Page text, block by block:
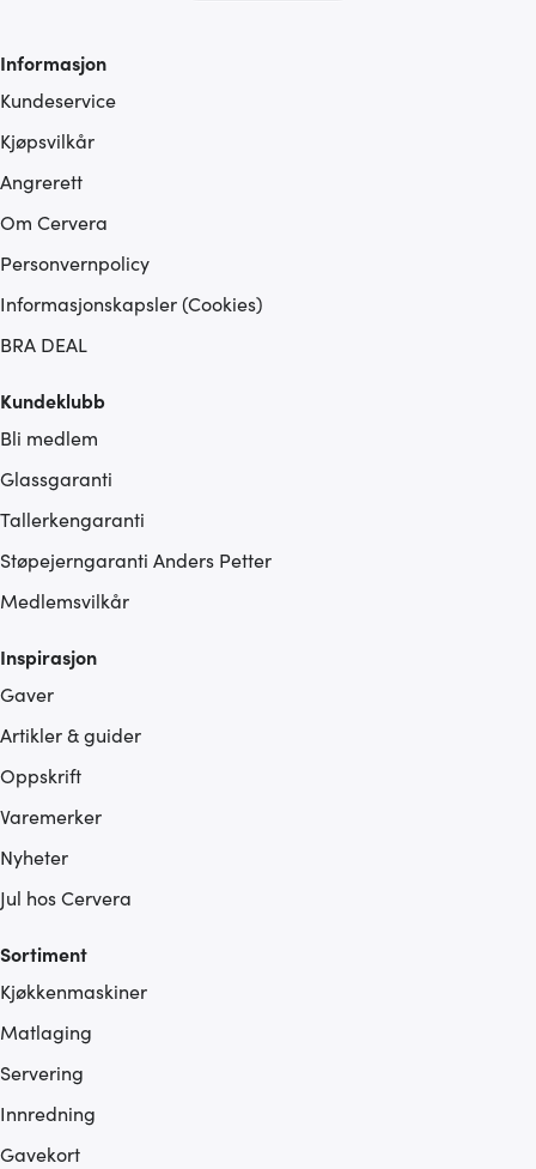
Informasjon
Kundeservice
Kjøpsvilkår
Angrerett
Om Cervera
Personvernpolicy
Informasjonskapsler (Cookies)
BRA DEAL
Kundeklubb
Bli medlem
Glassgaranti
Tallerkengaranti
Støpejerngaranti Anders Petter
Medlemsvilkår
Inspirasjon
Gaver
Artikler & guider
Oppskrift
Varemerker
Nyheter
Jul hos Cervera
Sortiment
Kjøkkenmaskiner
Matlaging
Servering
Innredning
Gavekort